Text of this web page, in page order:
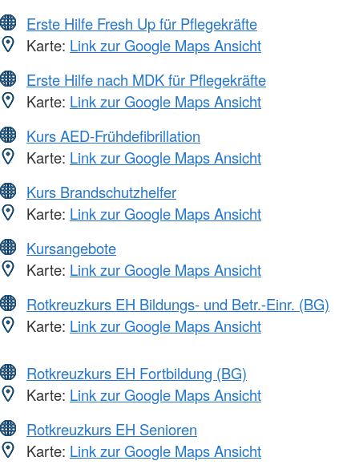
Erste Hilfe Fresh Up für Pflegekräfte
Karte: Link zur Google Maps Ansicht
Erste Hilfe nach MDK für Pflegekräfte
Karte: Link zur Google Maps Ansicht
Kurs AED-Frühdefibrillation
Karte: Link zur Google Maps Ansicht
Kurs Brandschutzhelfer
Karte: Link zur Google Maps Ansicht
Kursangebote
Karte: Link zur Google Maps Ansicht
Rotkreuzkurs EH Bildungs- und Betr.-Einr. (BG)
Karte: Link zur Google Maps Ansicht
Rotkreuzkurs EH Fortbildung (BG)
Karte: Link zur Google Maps Ansicht
Rotkreuzkurs EH Senioren
Karte: Link zur Google Maps Ansicht